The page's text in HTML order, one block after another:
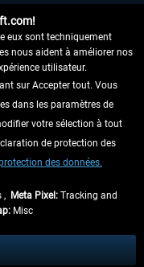
description contraire.
eux sont techniquement
nous aident à améliorer nos
utilisateur.
sur Accepter tout. Vous
dans les paramètres de
votre sélection à tout
de protection des
des données.
, Meta Pixel: Tracking and
Misc